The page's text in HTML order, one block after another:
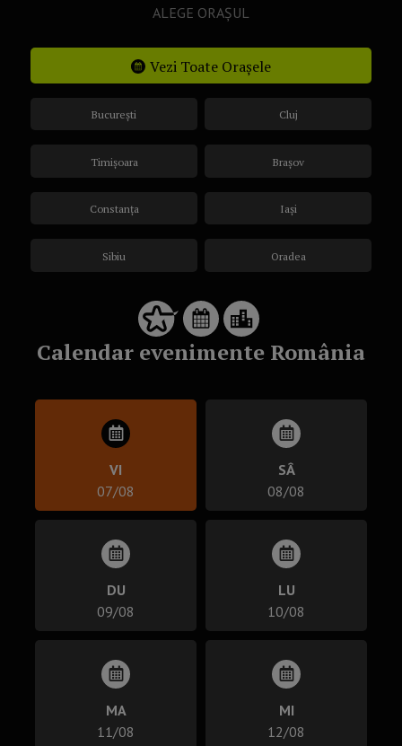
ALEGE ORAȘUL
Vezi Toate Orașele
București
Timișoara
Constanța
Sibiu
Cluj
Brașov
Iași
Oradea
Calendar evenimente România
VI
07/08
SÂ
08/08
DU
09/08
LU
10/08
MA
11/08
MI
12/08